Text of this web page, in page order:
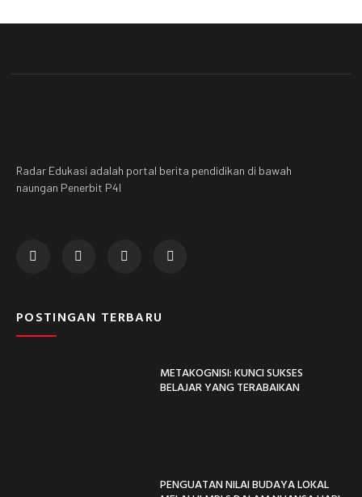
Radar Edukasi adalah portal berita pendidikan di bawah
naungan Penerbit P4I
POSTINGAN TERBARU
METAKOGNISI: KUNCI SUKSES
BELAJAR YANG TERABAIKAN
PENGUATAN NILAI BUDAYA LOKAL